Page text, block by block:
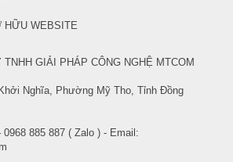
HỮU WEBSITE
GIẢI PHÁP CÔNG NGHỆ MTCOM
Nghĩa, Phường Mỹ Tho, Tỉnh Đồng
885 887 ( Zalo ) - Email: